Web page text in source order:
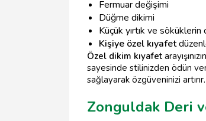
Fermuar değişimi
Düğme dikimi
Küçük yırtık ve söküklerin
Kişiye özel kıyafet
Özel dikim kıyafet
sayesinde stilinizden ödün
sağlayarak özgüveninizi artırır.
Zonguldak Deri